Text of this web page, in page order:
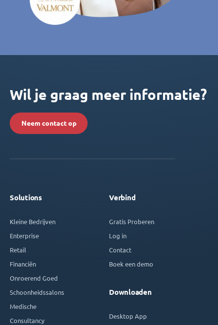
Wil je graag meer informatie?
Neem contact op
Solutions
Kleine Bedrijven
Enterprise
Retail
Financiën
Onroerend Goed
Schoonheidssalons
Medische
Consultancy
Verbind
Gratis Proberen
Log in
Contact
Boek een demo
Downloaden
Desktop App